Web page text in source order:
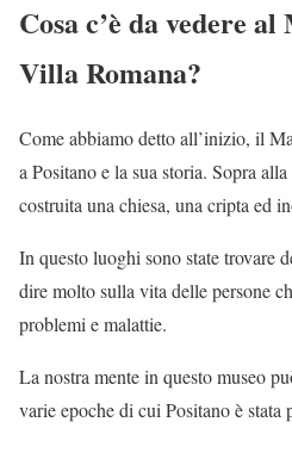
Cosa c’è da vedere
Villa Romana?
Come abbiamo detto all’inizio, il
a Positano e la sua storia. Sopra
costruita una chiesa, una cripta ed
In questo luoghi sono state trovare
dire molto sulla vita delle persone
problemi e malattie.
La nostra mente in questo museo
varie epoche di cui Positano è stata